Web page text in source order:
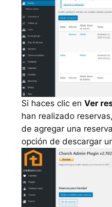
Si haces clic en Ver
han realizado
de agregar una
opción de descargar